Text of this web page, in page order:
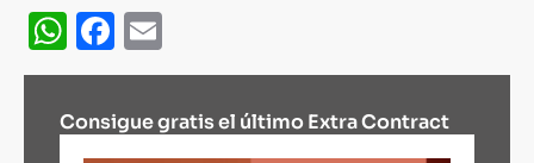
WhatsApp
Facebook
Consigue gratis el último Extra Contract